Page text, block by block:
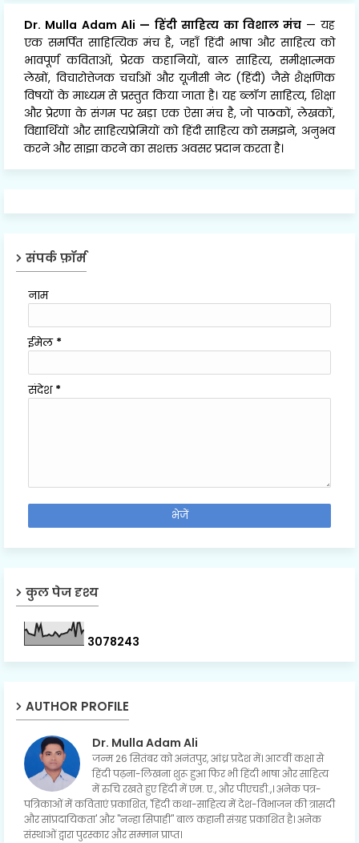
Dr. Mulla Adam Ali — हिंदी साहित्य का विशाल मंच — यह
एक समर्पित साहित्यिक मंच है, जहाँ हिंदी भाषा और साहित्य को
भावपूर्ण कविताओं, प्रेरक कहानियों, बाल साहित्य, समीक्षात्मक
लेखों, विचारोत्तेजक चर्चाओं और यूजीसी नेट (हिंदी) जैसे शैक्षणिक
विषयों के माध्यम से प्रस्तुत किया जाता है। यह ब्लॉग साहित्य, शिक्षा
और प्रेरणा के संगम पर खड़ा एक ऐसा मंच है, जो पाठकों, लेखकों,
विद्यार्थियों और साहित्यप्रेमियों को हिंदी साहित्य को समझने, अनुभव
करने और साझा करने का सशक्त अवसर प्रदान करता है।
संपर्क फ़ॉर्म
नाम
ईमेल *
संदेश *
कुल पेज दृश्य
3078243
AUTHOR PROFILE
Dr. Mulla Adam Ali
जन्म 26 सितंबर को अनंतपुर, आंध्र प्रदेश में। आठवीं कक्षा से
हिंदी पढ़ना-लिखना शुरू हुआ फिर भी हिंदी भाषा और साहित्य
में रुचि रखते हुए हिंदी में एम. ए., और पीएचडी.,। अनेक पत्र-
पत्रिकाओं में कविताएं प्रकाशित, 'हिंदी कथा-साहित्य में देश-विभाजन की त्रासदी
और सांप्रदायिकता' और "नन्हा सिपाही" बाल कहानी संग्रह प्रकाशित है। अनेक
संस्थाओं द्वारा पुरस्कार और सम्मान प्राप्त।